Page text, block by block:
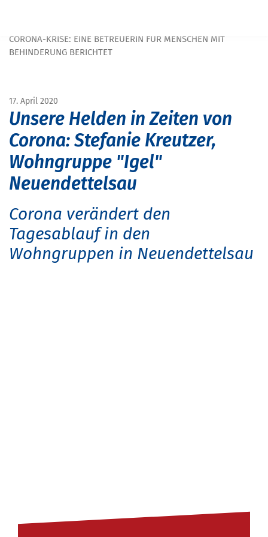
CORONA-KRISE: EINE BETREUERIN FÜR MENSCHEN MIT
BEHINDERUNG BERICHTET
17. April 2020
Unsere Helden in Zeiten von
Corona: Stefanie Kreutzer,
Wohngruppe "Igel"
Neuendettelsau
Corona verändert den
Tagesablauf in den
Wohngruppen in Neuendettelsau